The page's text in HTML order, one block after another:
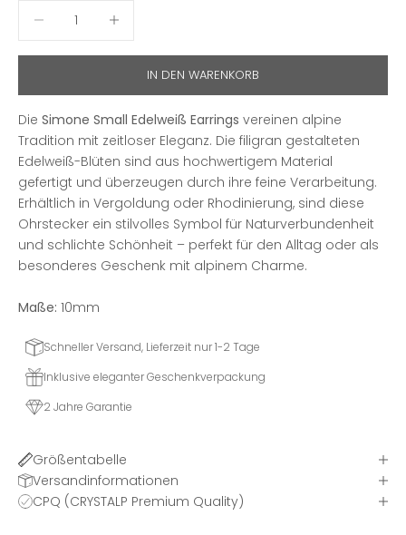
IN DEN WARENKORB
Die Simone Small Edelweiß Earrings vereinen alpine
Tradition mit zeitloser Eleganz. Die filigran gestalteten
Edelweiß-Blüten sind aus hochwertigem Material
gefertigt und überzeugen durch ihre feine Verarbeitung.
Erhältlich in Vergoldung oder Rhodinierung, sind diese
Ohrstecker ein stilvolles Symbol für Naturverbundenheit
und schlichte Schönheit – perfekt für den Alltag oder als
besonderes Geschenk mit alpinem Charme.
Maße: 10mm
Schneller Versand, Lieferzeit nur 1-2 Tage
Inklusive eleganter Geschenkverpackung
2 Jahre Garantie
Größentabelle
Versandinformationen
CPQ (CRYSTALP Premium Quality)